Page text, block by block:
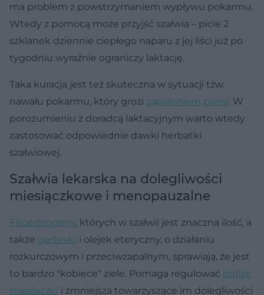
ma problem z powstrzymaniem wypływu pokarmu.
Wtedy z pomocą może przyjść szałwia – picie 2
szklanek dziennie ciepłego naparu z jej liści już po
tygodniu wyraźnie ograniczy laktację.
Taka kuracja jest też skuteczna w sytuacji tzw.
nawału pokarmu, który grozi zapaleniem piersi. W
porozumieniu z doradcą laktacyjnym warto wtedy
zastosować odpowiednie dawki herbatki
szałwiowej.
Szałwia lekarska na dolegliwości
miesiączkowe i menopauzalne
Fitoestrogeny, których w szałwii jest znaczna ilość, a
także garbniki i olejek eteryczny, o działaniu
rozkurczowym i przeciwzapalnym, sprawiają, że jest
to bardzo "kobiece" ziele. Pomaga regulować obfite
miesiączki i zmniejsza towarzyszące im dolegliwości